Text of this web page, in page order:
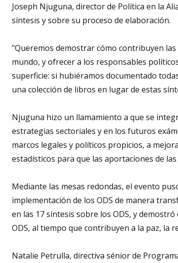
Joseph Njuguna, director de Política en la
síntesis y sobre su proceso de elaboración.
"Queremos demostrar cómo contribuyen
mundo, y ofrecer a los responsables
superficie: si hubiéramos documentado
una colección de libros en lugar de estas
Njuguna hizo un llamamiento a que se
estrategias sectoriales y en los futuros
marcos legales y políticos propicios, a
estadísticos para que las aportaciones de
Mediante las mesas redondas, el evento
implementación de los ODS de manera
en las 17 síntesis sobre los ODS, y
ODS, al tiempo que contribuyen a la paz, la
Natalie Petrulla, directiva sénior de